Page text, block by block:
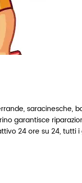
saracinesche,
garantisce
24 ore su 24,